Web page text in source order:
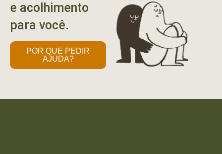
e acolhimento
para você.
POR QUE PEDIR
AJUDA?